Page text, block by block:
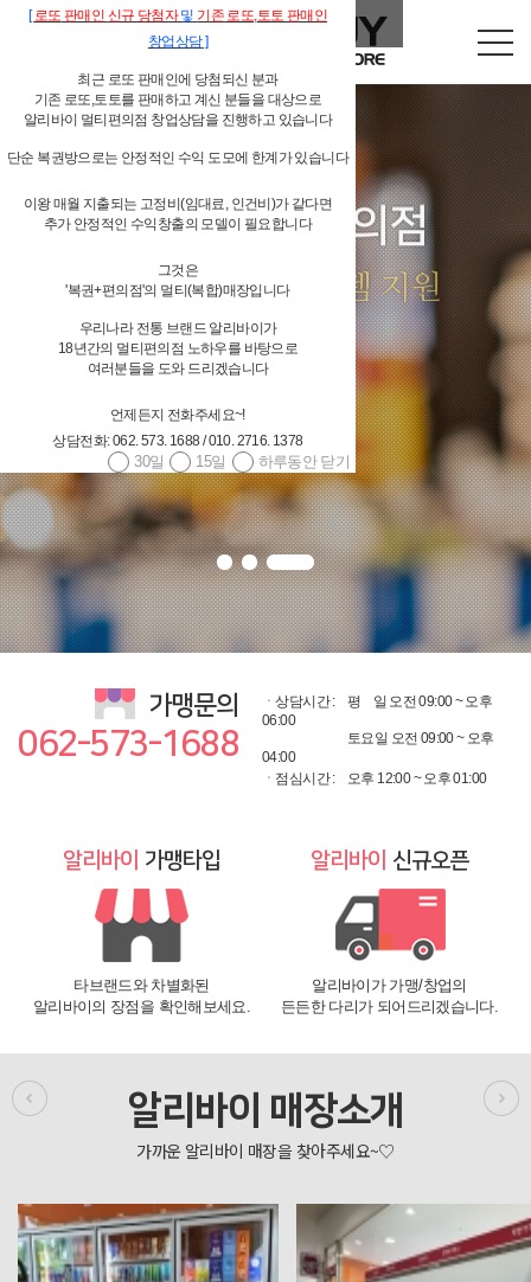
독립형 개인 편의점
알리바이 물류시스템 지원
4,000여 편의점상품(상온상품,저온상품,페스트푸드 등등) 공급
대기업 편의점체인과 경쟁할 수 있는 상품 구성
당일발주 → 당일배송 / 주 6회 배송
광주광역시/전남 알리바이 직접 배송, 그 외 지역 위탁배송
가맹문의
062-573-1688
ㆍ상담시간 : 평
일 오전 09:00 ~ 오후
06:00
토요일 오전 09:00 ~ 오후
04:00
ㆍ점심시간 :
오후 12:00 ~ 오후 01:00
알리바이 가맹타입
타브랜드와 차별화된
알리바이의 장점을 확인해보세요.
알리바이 신규오픈
알리바이가 가맹/창업의
든든한 다리가 되어드리겠습니다.
알리바이 매장소개
[로또 판매인 신규 당첨자및 기존 로또,토토 판매인
창업상담]
최근 로또 판매인에 당첨되신 분과
기존 로또,토토를 판매하고 계신 분들을 대상으로
알리바이 멀티편의점 창업상담을 진행하고 있습니다
단순 복권방으로는 안정적인 수익 도모에 한계가 있습니다
이왕 매월 지출되는 고정비(임대료, 인건비)가 같다면
추가 안정적인 수익창출의 모델이 필요합니다
그것은
'복권+편의점'의 멀티(복합)매장입니다
우리나라 전통 브랜드 알리바이가
18년간의 멀티편의점 노하우를 바탕으로
여러분들을 도와 드리겠습니다
언제든지 전화주세요~!
상담전화: 062. 573. 1688 / 010. 2716. 1378
하루동안 닫기
15일
30일